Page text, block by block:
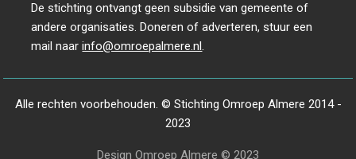
De stichting ontvangt geen subsidie van gemeente of
andere organisaties. Doneren of adverteren, stuur een
mail naarinfo@omroepalmere.nl.
Alle rechten voorbehouden. © Stichting Omroep Almere 2014 -
2023
Design Omroep Almere © 2023